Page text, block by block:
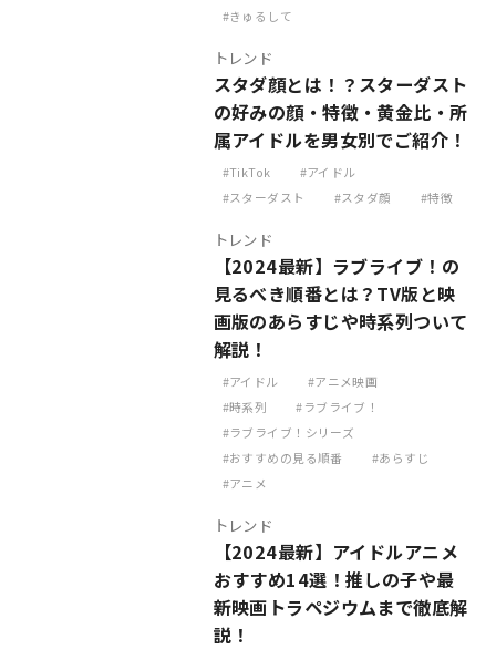
きゅるして
トレンド
スタダ顔とは！？スターダスト
の好みの顔・特徴・黄金比・所
属アイドルを男女別でご紹介！
TikTok
アイドル
スターダスト
スタダ顔 特徴
トレンド
【2024最新】ラブライブ！の
見るべき順番とは？TV版と映
画版のあらすじや時系列ついて
解説！
アイドル
アニメ映画
時系列
ラブライブ！
ラブライブ！シリーズ
おすすめの見る順番
あらすじ
アニメ
トレンド
【2024最新】アイドルアニメ
おすすめ14選！推しの子や最
新映画トラペジウムまで徹底解
説！